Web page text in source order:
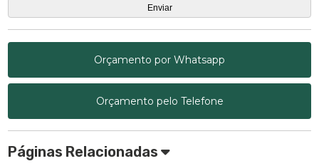
Orçamento por Whatsapp
Orçamento pelo Telefone
Páginas Relacionadas